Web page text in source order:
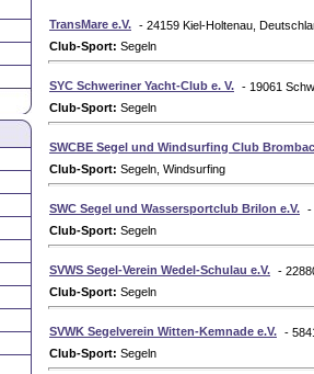
TransMare e.V. - 24159 Kiel-Holtenau,
Club-Sport: Segeln
SYC Schweriner Yacht-Club e. V. - 19061
Club-Sport: Segeln
SWCBE Segel und Windsurfing Club
Club-Sport: Segeln, Windsurfing
SWC Segel und Wassersportclub Brilon e.V. -
Club-Sport: Segeln
SVWS Segel-Verein Wedel-Schulau e.V. -
Club-Sport: Segeln
SVWK Segelverein Witten-Kemnade e.V. -
Club-Sport: Segeln